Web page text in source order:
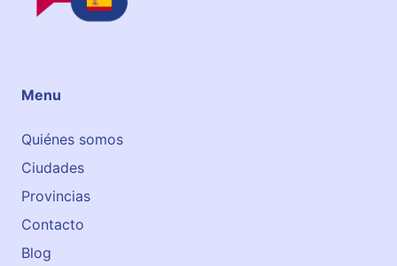
Menu
Quiénes somos
Ciudades
Provincias
Contacto
Blog